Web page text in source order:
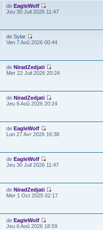
deEagleWolf
Jeu 30 Juil 2026 11:47
deSylar
Ven 7 Aoû 2026 00:44
deNiradZedjati
Mer 22 Juil 2026 20:24
deNiradZedjati
Jeu 6 Aoû 2026 20:24
deEagleWolf
Lun 27 Avr 2026 16:38
deEagleWolf
Jeu 30 Juil 2026 11:47
deNiradZedjati
Mer 1 Oct 2025 02:17
deEagleWolf
Jeu 6 Aoû 2026 18:59